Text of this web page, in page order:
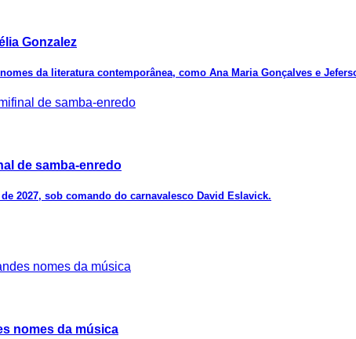
Gonzalez
da literatura contemporânea, como Ana Maria Gonçalves e
de samba-enredo
2027, sob comando do carnavalesco David Eslavick.
nomes da música